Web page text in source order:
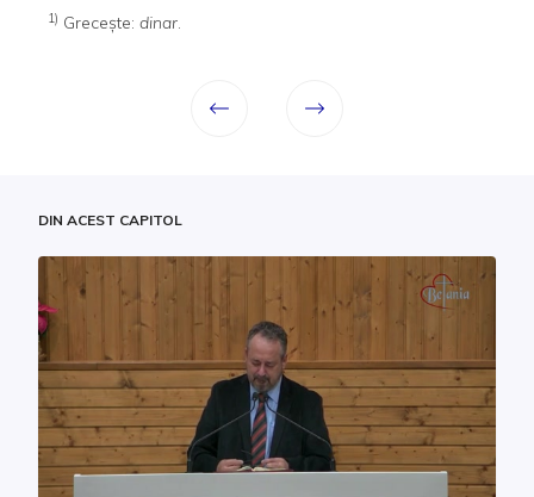
1) Greceşte: dinar.
DIN ACEST CAPITOL